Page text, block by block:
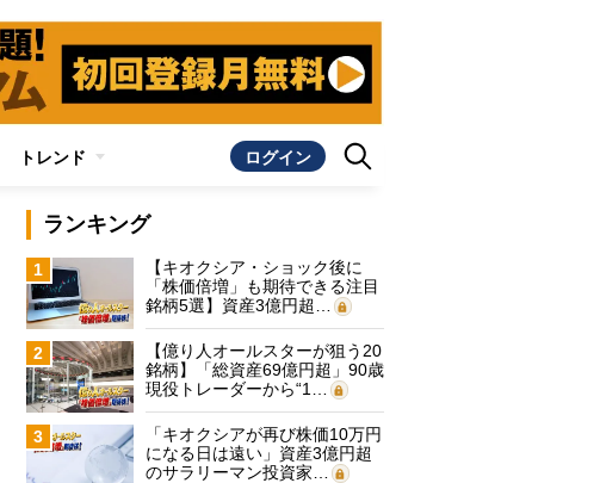
トレンド ログイン
ランキング
1
【キオクシア・ショック後に
「株価倍増」も期待できる注目
銘柄5選】資産3億円超…
2
【億り人オールスターが狙う20
銘柄】「総資産69億円超」90歳
現役トレーダーから“1…
3
「キオクシアが再び株価10万円
になる日は遠い」資産3億円超
のサラリーマン投資家…